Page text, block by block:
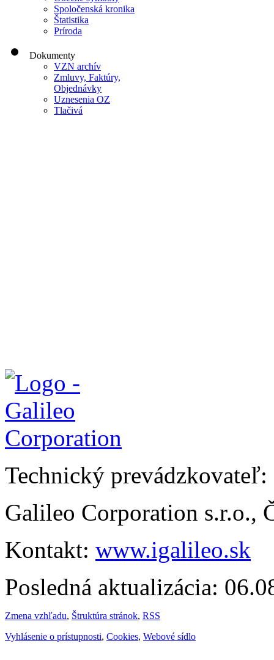
Spoločenská kronika
Štatistika
Príroda
Dokumenty
VZN archív
Zmluvy, Faktúry,
Objednávky
Uznesenia OZ
Tlačivá
Technický prevádzkovateľ:
Galileo Corporation s.r.o.,
Kontakt: www.igalileo.sk
Posledná aktualizácia:
Zmena vzhľadu, Štruktúra stránok, RSS
Vyhlásenie o prístupnosti, Cookies, Webové sídlo